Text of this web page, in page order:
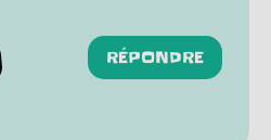
les réactions
RÉPONDRE